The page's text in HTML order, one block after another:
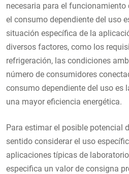
necesaria para el funcionamiento
el consumo dependiente del uso
situación específica de la
diversos factores, como los
refrigeración, las condiciones
número de consumidores
consumo dependiente del uso es
una mayor eficiencia energética.
Para estimar el posible potencial
sentido considerar el uso
aplicaciones típicas de
especifica un valor de consigna